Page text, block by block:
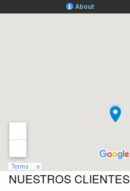
NUESTROS CLIENTES